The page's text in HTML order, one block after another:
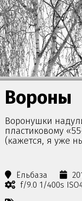
Вороны
Воронушки
пластиковому
(кажется, я уже
Ёльбаза
f/9.0 1/400s